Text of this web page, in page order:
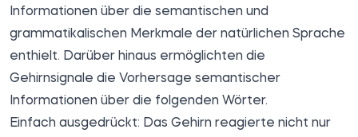
Informationen über die semantischen und
grammatikalischen Merkmale der natürlichen Sprache
enthielt. Darüber hinaus ermöglichten die
Gehirnsignale die Vorhersage semantischer
Informationen über die folgenden Wörter.
Einfach ausgedrückt: Das Gehirn reagierte nicht nur